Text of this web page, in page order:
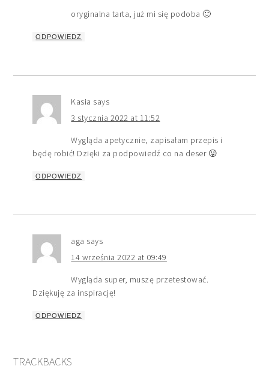
oryginalna tarta, już mi się podoba 🙂
ODPOWIEDZ
Kasia says
3 stycznia 2022 at 11:52
Wygląda apetycznie, zapisałam przepis i
będę robić! Dzięki za podpowiedź co na deser 😛
ODPOWIEDZ
aga says
14 września 2022 at 09:49
Wygląda super, muszę przetestować.
Dziękuję za inspirację!
ODPOWIEDZ
TRACKBACKS